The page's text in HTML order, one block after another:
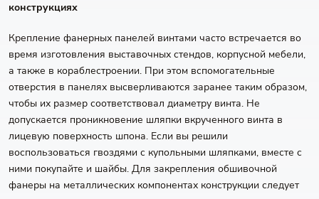
конструкциях
Крепление фанерных панелей винтами часто встречается во
время изготовления выставочных стендов, корпусной мебели,
а также в кораблестроении. При этом вспомогательные
отверстия в панелях высверливаются заранее таким образом,
чтобы их размер соответствовал диаметру винта. Не
допускается проникновение шляпки вкрученного винта в
лицевую поверхность шпона. Если вы решили
воспользоваться гвоздями с купольными шляпками, вместе с
ними покупайте и шайбы. Для закрепления обшивочной
фанеры на металлических компонентах конструкции следует